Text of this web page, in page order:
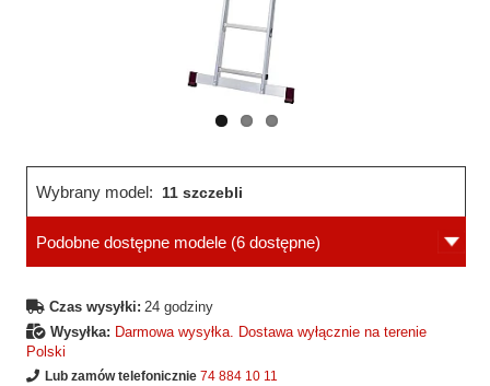
Wybrany model: 11 szczebli
Podobne dostępne modele (6 dostępne)
Czas wysyłki: 24 godziny
Wysyłka: Darmowa wysyłka. Dostawa wyłącznie na terenie
Polski
Lub zamów telefonicznie 74 884 10 11